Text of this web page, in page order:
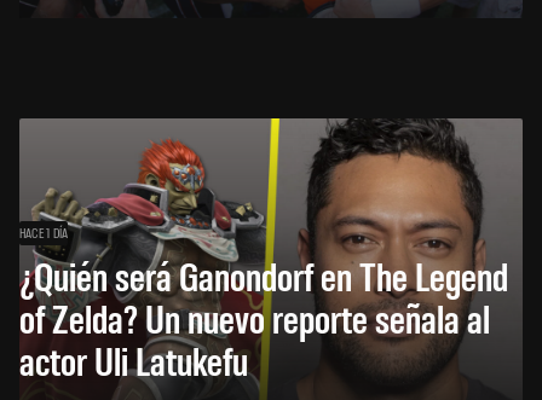
HACE 1 DÍA
¿Quién será Ganondorf en The Legend
of Zelda? Un nuevo reporte señala al
actor Uli Latukefu